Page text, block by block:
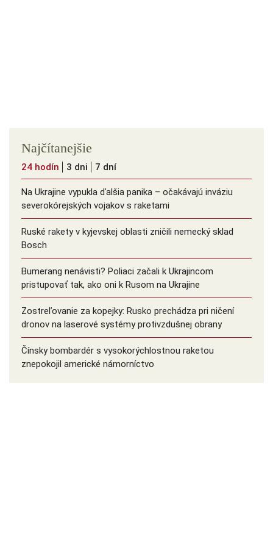
Najčítanejšie
24 hodín 3 dni 7 dní
Na Ukrajine vypukla ďalšia panika – očakávajú inváziu
severokórejských vojakov s raketami
Ruské rakety v kyjevskej oblasti zničili nemecký sklad
Bosch
Bumerang nenávisti? Poliaci začali k Ukrajincom
pristupovať tak, ako oni k Rusom na Ukrajine
Zostreľovanie za kopejky: Rusko prechádza pri ničení
dronov na laserové systémy protivzdušnej obrany
Čínsky bombardér s vysokorýchlostnou raketou
znepokojil americké námorníctvo